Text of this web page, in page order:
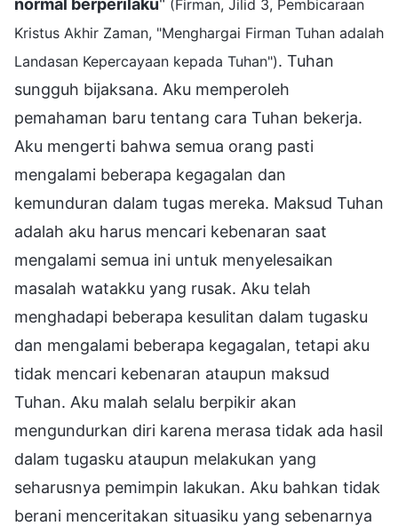
(Firman, Jilid 3, Pembicaraan
Kristus Akhir Zaman, "Menghargai Firman Tuhan adalah
Landasan Kepercayaan kepada Tuhan"). Tuhan
sungguh bijaksana. Aku memperoleh
pemahaman baru tentang cara Tuhan bekerja.
Aku mengerti bahwa semua orang pasti
mengalami beberapa kegagalan dan
kemunduran dalam tugas mereka. Maksud Tuhan
adalah aku harus mencari kebenaran saat
mengalami semua ini untuk menyelesaikan
masalah watakku yang rusak. Aku telah
menghadapi beberapa kesulitan dalam tugasku
dan mengalami beberapa kegagalan, tetapi aku
tidak mencari kebenaran ataupun maksud
Tuhan. Aku malah selalu berpikir akan
mengundurkan diri karena merasa tidak ada hasil
dalam tugasku ataupun melakukan yang
seharusnya pemimpin lakukan. Aku bahkan tidak
berani menceritakan situasiku yang sebenarnya